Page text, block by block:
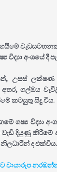
වැඩසටහනක්
විද්‍යා අංශයේ දී
උසස් ලක්ෂණ
ගල්ඔය
කටයුතු සිදු විය.
ශෂ්‍ය විද්‍යා
දියුණු කිරීමේ
නිලධාරීන් ද එක්විය.
චායාරූප